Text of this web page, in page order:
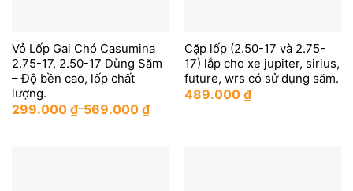
Vỏ Lốp Gai Chó Casumina
2.75-17, 2.50-17 Dùng Săm
– Độ bền cao, lốp chất
lượng.
299.000 ₫–569.000 ₫
Cặp lốp (2.50-17 và 2.75-
17) lắp cho xe jupiter, sirius,
future, wrs có sử dụng săm.
489.000 ₫